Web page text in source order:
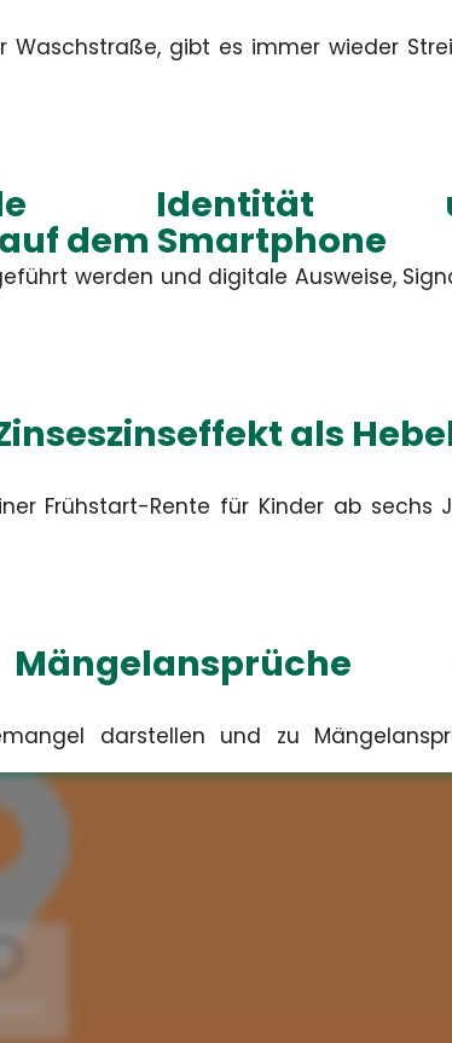
gibt es immer wieder
Identität
dem Smartphone
werden und digitale Ausweise,
als
Frühstart-Rente für Kinder ab sechs
darstellen und zu
über KI: Risiko
generative KI nur selten selbst ? das
Ort
Nachricht
Die mit *gekennzeichneten